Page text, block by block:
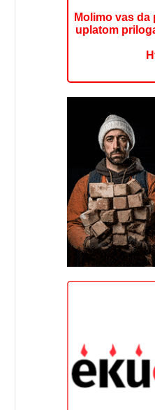
Molimo vas
uplatom